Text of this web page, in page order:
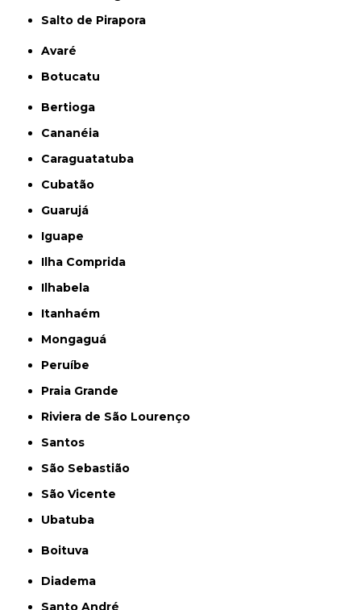
Salto de Pirapora
Avaré
Botucatu
Bertioga
Cananéia
Caraguatatuba
Cubatão
Guarujá
Iguape
Ilha Comprida
Ilhabela
Itanhaém
Mongaguá
Peruíbe
Praia Grande
Riviera de São Lourenço
Santos
São Sebastião
São Vicente
Ubatuba
Boituva
Diadema
Santo André